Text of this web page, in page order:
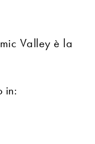
Valley è la
in: